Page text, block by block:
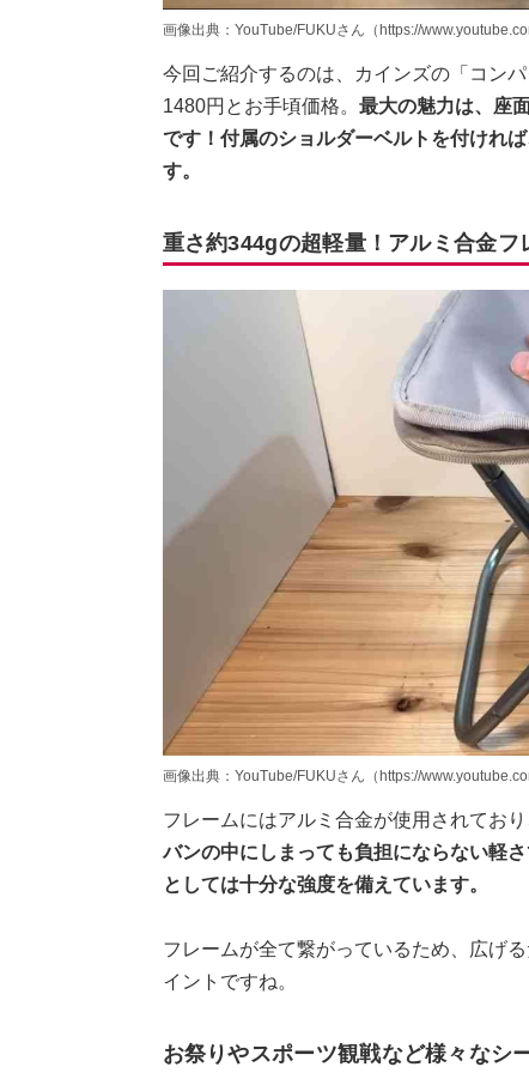
画像出典：YouTube/FUKUさん（https://
今回ご紹介するのは、カインズの「コン
1480円とお手頃価格。 最大の魅力は、座
です！付属のショルダーベルトを付けれ
す。
重さ約344gの超軽量！アルミ合金フ
画像出典：YouTube/FUKUさん（https://
フレームにはアルミ合金が使用されてお
バンの中にしまっても負担にならない軽
としては十分な強度を備えています。
フレームが全て繋がっているため、広げ
イントですね。
お祭りやスポーツ観戦など様々なシ